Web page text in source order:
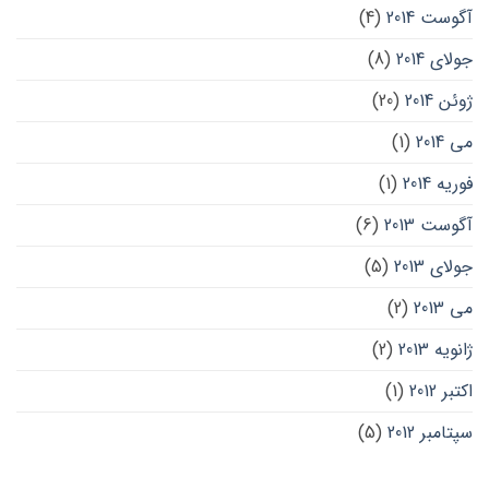
آگوست 2014
(4)
جولای 2014
(8)
ژوئن 2014
(20)
می 2014
(1)
فوریه 2014
(1)
آگوست 2013
(6)
جولای 2013
(5)
می 2013
(2)
ژانویه 2013
(2)
اکتبر 2012
(1)
سپتامبر 2012
(5)